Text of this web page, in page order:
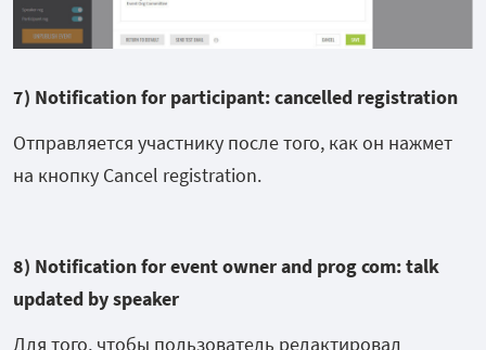
7) Notification for participant: cancelled registration
Отправляется участнику после того, как он нажмет
на кнопку Cancel registration.
8) Notification for event owner and prog com: talk
updated by speaker
Для того, чтобы пользователь редактировал